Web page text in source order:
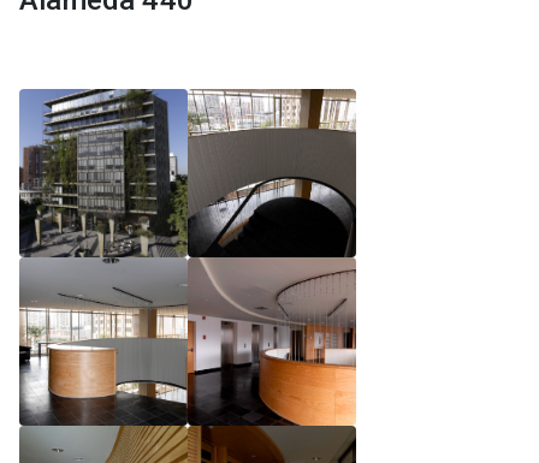
Reglamento de Magíster, Pontificia Universidad
Universidad Católica de Chile
Reglamento de Magíster, Pontificia Universidad
Católica de Chile LLM UC 2025
Reglamento de Seminarios de Graduación
Programa de Magíster en Derecho, LLM 2025